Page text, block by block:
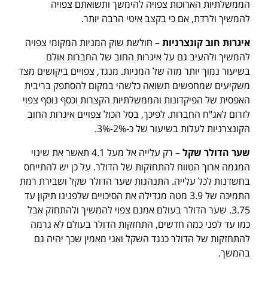
הממשלתיות הארוכות צפויה להימשך ותשואתם צפויה
להמשיך ולרדת, אם כי בקצב איטי הרבה יותר.
איגרות חוב קונצרניות– חולשת שוק המניות המקומי צפויה
להמשיך ולהעיב גם על איגרות החוב של החברות אולם
בשיעור נמוך יותר מזה של המניות. מנגד, צפויים ביקושים מצד
משקיעים שמחפשים תשואה כלשהי במקום להסתפק בריבית
האפסית של הפיקדונות והממשלתיות הקצרות וכסף נוסף צפוי
לזרום לאג"ח החברות. לפיכך, בסל הכול צפויים איגרות החוב
הקונצרניות לעלות בשיעור של כ-2%-3%.
שער הדולר שקל
– רק עלייה אל מעל 4.1 תאשר את שינוי
המגמה ארוך הטווח להתחזקות של הדולר. על כן יש להתייחס
בחשדנות לכל עלייה. התנהגות שער הדולר שקל ושבירת רמת
התמיכה של 3.9 מטה מגדילה את הסיכויים שלפנינו תיקון עד
3.75. שער הדולר בעולם אמנם צפוי להמשיך ולהתחזק אבל
כמו עד לפני כמה חדשים, התחזקות הדולר בעולם לא גרמה
להתחזקות של הדולר כנגד השקל ואני מאמין שכך יהיה גם
בהמשך.